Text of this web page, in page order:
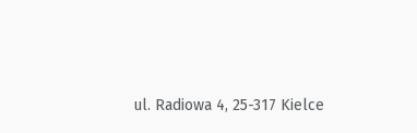
ul. Radiowa 4, 25-317 Kielce